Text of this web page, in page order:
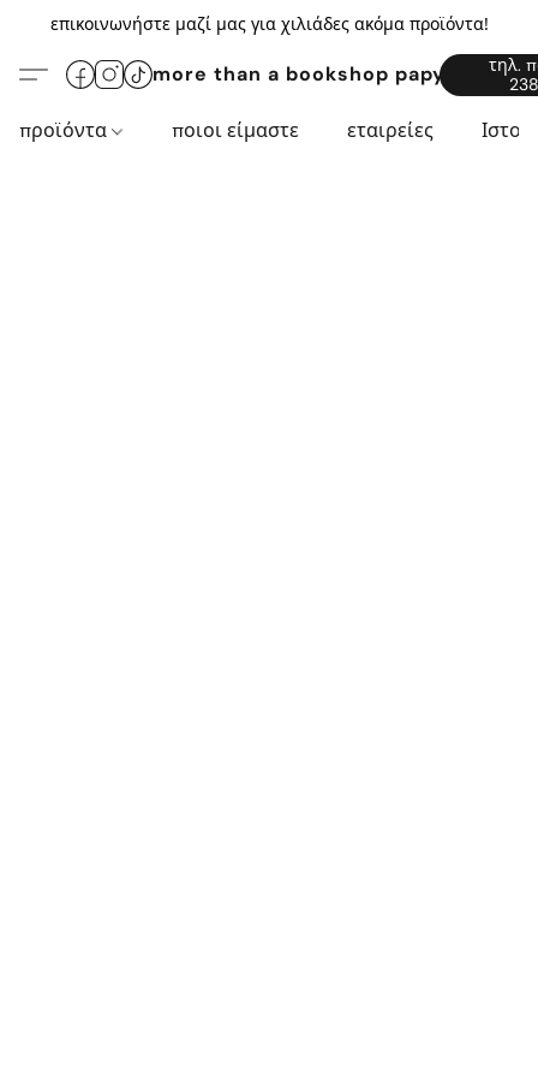
επικοινωνήστε μαζί μας για χιλιάδες ακόμα προϊόντα!
more than a bookshop
τηλ.
προϊόντα ποιοι είμαστε εταιρείες